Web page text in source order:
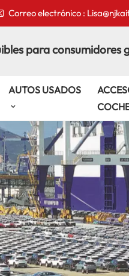
Correo electrónico :
para consumidores
AUTOS USADOS